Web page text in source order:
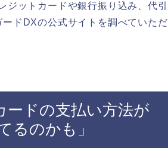
ットカードや銀行振り込み、代引
ドDXの公式サイトを調べていただ
ドの支払い方法が
るのかも」